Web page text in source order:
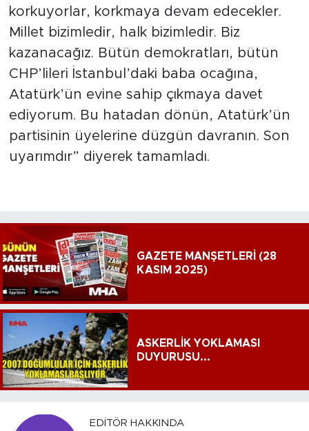
korkuyorlar, korkmaya devam edecekler.
Millet bizimledir, halk bizimledir. Biz
kazanacağız. Bütün demokratları, bütün
CHP’lileri İstanbul’daki baba ocağına,
Atatürk’ün evine sahip çıkmaya davet
ediyorum. Bu hatadan dönün, Atatürk’ün
partisinin üyelerine düzgün davranın. Son
uyarımdır” diyerek tamamladı.
GAZETE MANŞETLERİ (28
KASIM 2025)
ASKERLİK YOKLAMASI
DUYURUSU...
EDITÖR HAKKINDA